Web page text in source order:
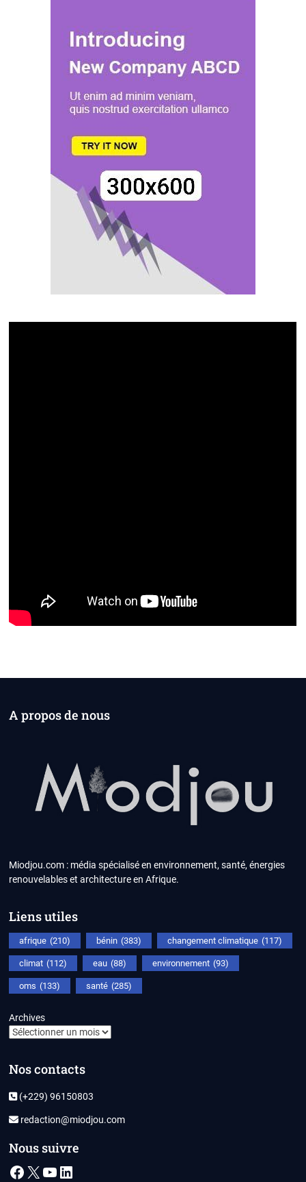
A propos de nous
Miodjou.com : média spécialisé en environnement, santé, énergies
renouvelables et architecture en Afrique.
Liens utiles
afrique (210) bénin (383) changement climatique (117)
climat (112) eau (88) environnement (93)
oms (133) santé (285)
Archives
Nos contacts
(+229) 96150803
redaction@miodjou.com
Nous suivre
Facebook
X YouTube
LinkedIn